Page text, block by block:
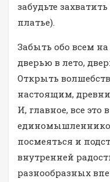
забудьте
платье).
Забыть обо всем на
дверью в лето,
Открыть
настоящим,
И, главное, все это
посмеяться и
внутренней
разнообразных